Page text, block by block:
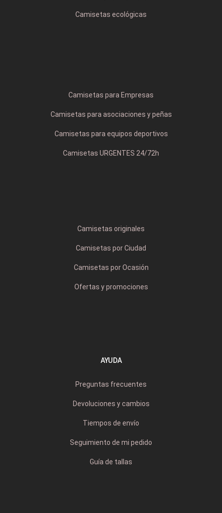
Camisetas ecológicas
Camisetas para Empresas
Camisetas para asociaciones y peñas
Camisetas para equipos deportivos
Camisetas URGENTES 24/72h
Camisetas originales
Camisetas por Ciudad
Camisetas por Ocasión
Ofertas y promociones
AYUDA
Preguntas frecuentes
Devoluciones y cambios
Tiempos de envío
Seguimiento de mi pedido
Guía de tallas